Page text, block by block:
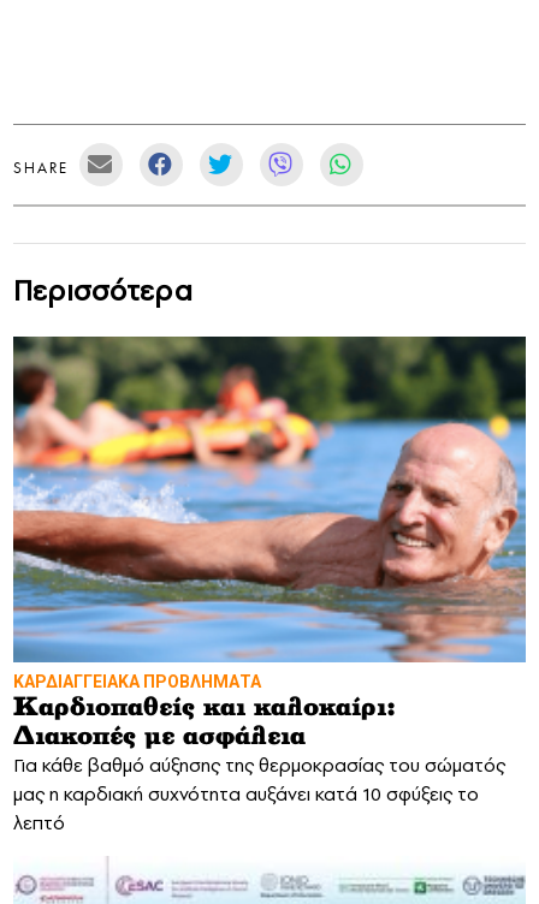
SHARE
Περισσότερα
ΚΑΡΔΙΑΓΓΕΙΑΚΑ ΠΡΟΒΛΗΜΑΤΑ
Καρδιοπαθείς και καλοκαίρι:
Διακοπές με ασφάλεια
Για κάθε βαθμό αύξησης της θερμοκρασίας του σώματός
μας η καρδιακή συχνότητα αυξάνει κατά 10 σφύξεις το
λεπτό